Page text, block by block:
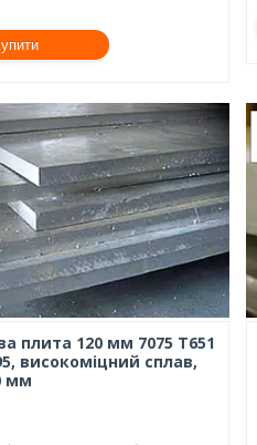
плита 120 мм 7075 Т651
високоміцний сплав,
мм